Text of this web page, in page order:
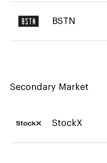
BSTN
Secondary Market
StockX